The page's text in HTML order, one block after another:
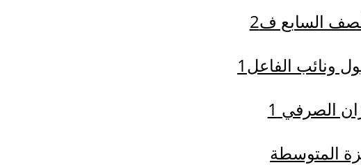
ونائب الفاعل
الصرفي 1
المتوسطة